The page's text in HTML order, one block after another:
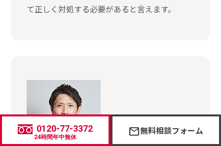
て正しく対処する必要があると言えます。
0120-77-3372
24時間年中無休 mail無料相談フォーム